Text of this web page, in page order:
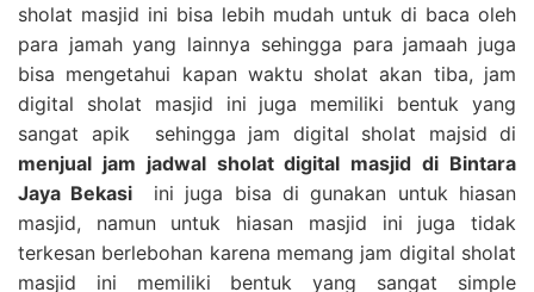
sholat masjid ini bisa lebih mudah untuk di baca oleh
para jamah yang lainnya sehingga para jamaah juga
bisa mengetahui kapan waktu sholat akan tiba, jam
digital sholat masjid ini juga memiliki bentuk yang
sangat apik sehingga jam digital sholat majsid di
menjual jam jadwal sholat digital masjid di Bintara
Jaya Bekasi
ini juga bisa di gunakan untuk hiasan
masjid, namun untuk hiasan masjid ini juga tidak
terkesan berlebohan karena memang jam digital sholat
masjid ini memiliki bentuk yang sangat simple